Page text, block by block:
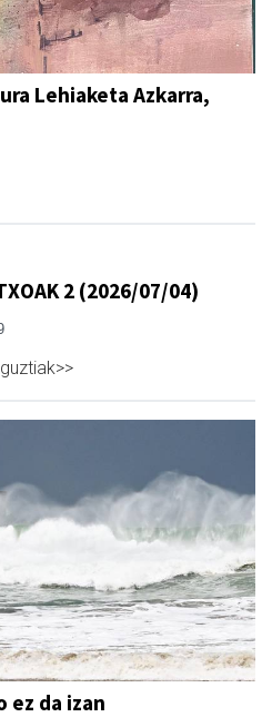
Lehiaketa Azkarra,
2 (2026/07/04)
ez da izan